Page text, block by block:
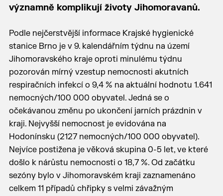
významně komplikují životy Jihomoravanů.
Podle nejčerstvější informace Krajské hygienické
stanice Brno je v 9. kalendářním týdnu na území
Jihomoravského kraje oproti minulému týdnu
pozorován mírný vzestup nemocnosti akutních
respiračních infekcí o 9,4 % na aktuální hodnotu 1.641
nemocných/100 000 obyvatel. Jedná se o
očekávanou změnu po ukončení jarních prázdnin v
kraji. Nejvyšší nemocnost je evidována na
Hodonínsku (2127 nemocných/100 000 obyvatel).
Nejvíce postižena je věková skupina 0-5 let, ve které
došlo k nárůstu nemocnosti o 18,7 %. Od začátku
sezóny bylo v Jihomoravském kraji zaznamenáno
celkem 11 případů chřipky s velmi závažným